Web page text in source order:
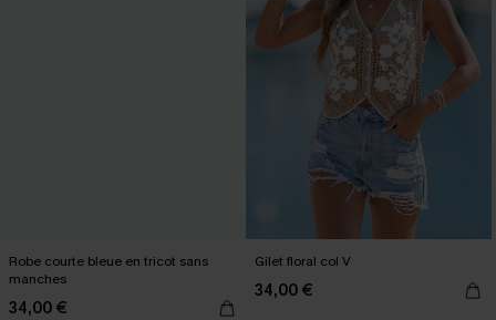
Robe courte bleue en tricot sans
manches
34,00 €
Gilet floral col V
34,00 €